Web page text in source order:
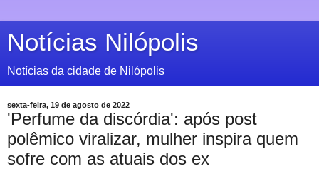
Notícias Nilópolis
Notícias da cidade de Nilópolis
sexta-feira, 19 de agosto de 2022
'Perfume da discórdia': após post
polêmico viralizar, mulher inspira quem
sofre com as atuais dos ex